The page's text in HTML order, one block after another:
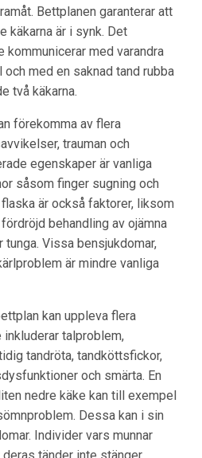
Bettplanen garanterar att
käkarna är i synk. Det
med varandra
med en saknad tand rubba
två käkarna.
förekomma av flera
trauman och
egenskaper är vanliga
såsom finger sugning och
är också faktorer, liksom
behandling av ojämna
Vissa bensjukdomar,
är mindre vanliga
kan uppleva flera
talproblem,
tandröta, tandköttsfickor,
och smärta. En
nedre käke kan till exempel
Dessa kan i sin
Individer vars munnar
tänder inte stänger